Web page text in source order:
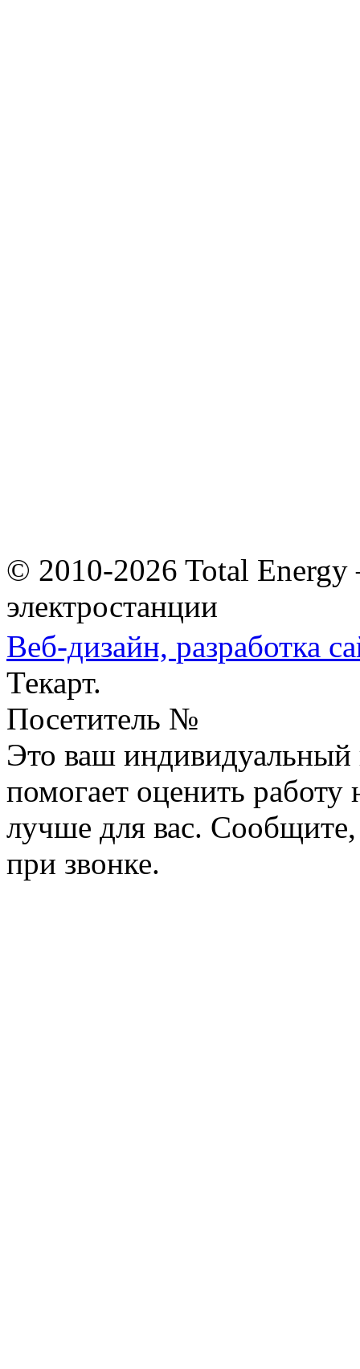
© 2010-2026 Total
электростанции
Веб-дизайн, разработка
Текарт.
Посетитель №
Это ваш
помогает оценить работу
лучше для вас.
при звонке.